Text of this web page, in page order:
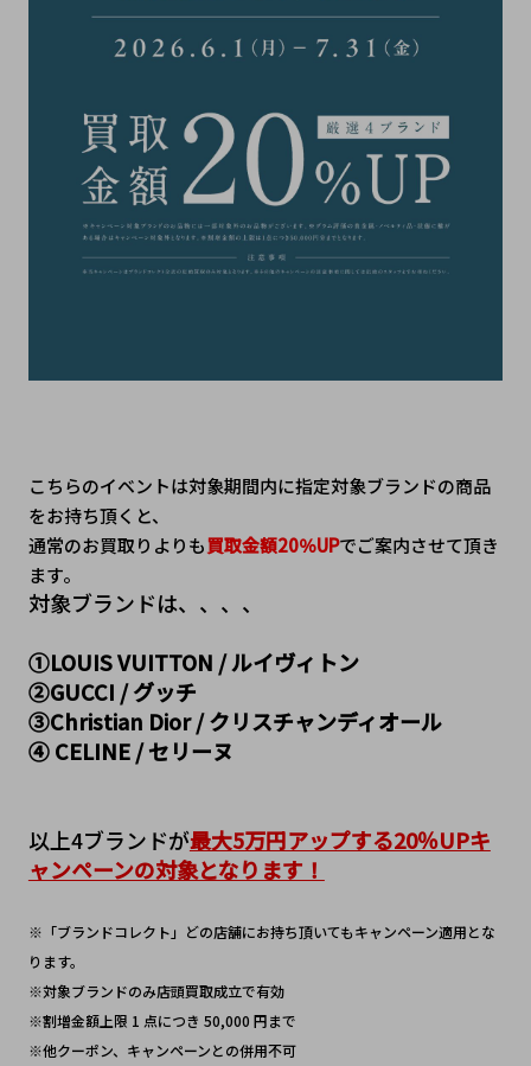
こちらのイベントは対象期間内に指定対象ブランドの商品
をお持ち頂くと、
通常のお買取りよりも買取金額20％UPでご案内させて頂き
ます。
対象ブランドは、、、、
①LOUIS VUITTON / ルイヴィトン
②GUCCI / グッチ
③Christian Dior / クリスチャンディオール
④ CELINE / セリーヌ
以上4ブランドが最大5万円アップする20％UPキ
ャンペーンの対象となります！
※「ブランドコレクト」どの店舗にお持ち頂いてもキャンペーン適用とな
ります。
※対象ブランドのみ店頭買取成立で有効
※割増金額上限 1 点につき 50,000 円まで
※他クーポン、キャンペーンとの併用不可